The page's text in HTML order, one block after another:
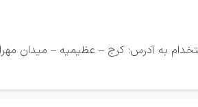
آدرس: کرج – عظیمیه – میدان مهران –